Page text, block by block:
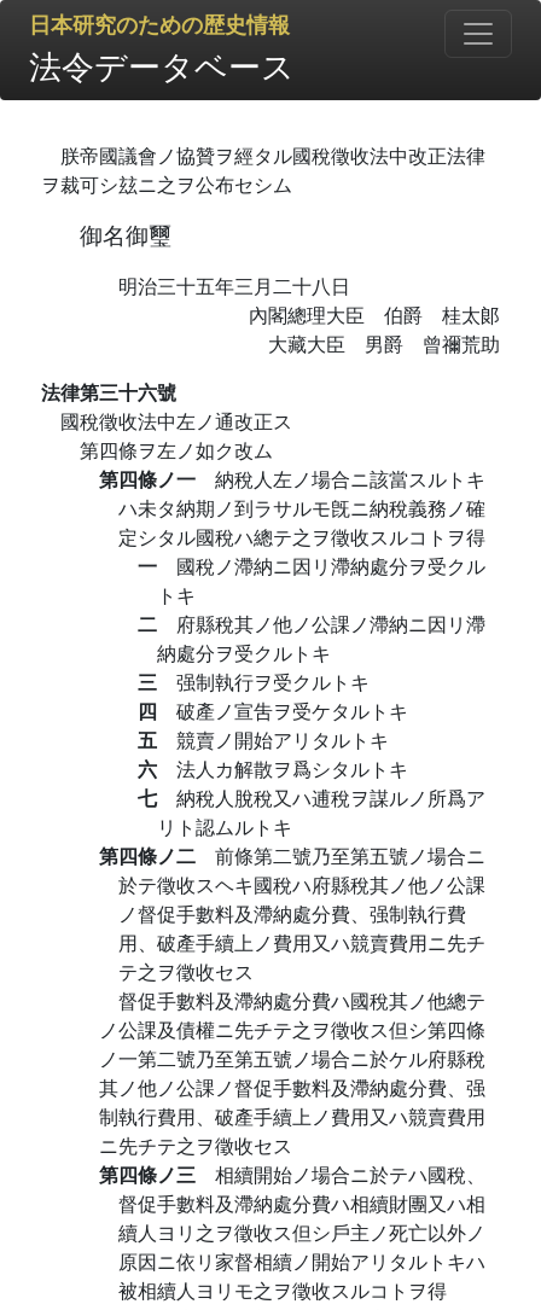
日本研究のための歴史情報
法令データベース
朕帝國議會ノ協贊ヲ經タル國稅徵收法中改正法律
ヲ裁可シ玆ニ之ヲ公布セシム
御名御璽
明治三十五年三月二十八日
內閣總理大臣 伯爵 桂太郞
大藏大臣 男爵 曾禰荒助
法律第三十六號
國稅徵收法中左ノ通改正ス
第四條ヲ左ノ如ク改ム
第四條ノ一 納稅人左ノ場合ニ該當スルトキ
ハ未タ納期ノ到ラサルモ旣ニ納稅義務ノ確
定シタル國稅ハ總テ之ヲ徵收スルコトヲ得
一 國稅ノ滯納ニ因リ滯納處分ヲ受クル
トキ
二 府縣稅其ノ他ノ公課ノ滯納ニ因リ滯
納處分ヲ受クルトキ
三 强制執行ヲ受クルトキ
四 破產ノ宣吿ヲ受ケタルトキ
五 競賣ノ開始アリタルトキ
六 法人カ解散ヲ爲シタルトキ
七 納稅人脫稅又ハ逋稅ヲ謀ルノ所爲ア
リト認ムルトキ
第四條ノ二 前條第二號乃至第五號ノ場合ニ
於テ徵收スヘキ國稅ハ府縣稅其ノ他ノ公課
ノ督促手數料及滯納處分費、强制執行費
用、破產手續上ノ費用又ハ競賣費用ニ先チ
テ之ヲ徵收セス
督促手數料及滯納處分費ハ國稅其ノ他總テ
ノ公課及債權ニ先チテ之ヲ徵收ス但シ第四條
ノ一第二號乃至第五號ノ場合ニ於ケル府縣稅
其ノ他ノ公課ノ督促手數料及滯納處分費、强
制執行費用、破產手續上ノ費用又ハ競賣費用
ニ先チテ之ヲ徵收セス
第四條ノ三 相續開始ノ場合ニ於テハ國稅、
督促手數料及滯納處分費ハ相續財團又ハ相
續人ヨリ之ヲ徵收ス但シ戶主ノ死亡以外ノ
原因ニ依リ家督相續ノ開始アリタルトキハ
被相續人ヨリモ之ヲ徵收スルコトヲ得